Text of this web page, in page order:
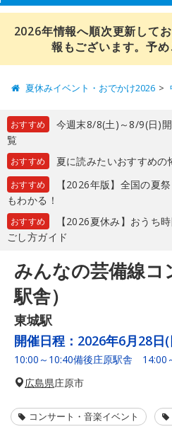
2026年情報へ順次更新して
報もございます。予め
夏休みイベント・おでかけ2026
おすすめ
今週末8/8(土)～8/9(日)
覧
おすすめ 夏に読みたいおすすめの
おすすめ
【2026年版】全国の夏
もわかる！
おすすめ
【2026夏休み】おうち
ごし方ガイド
みんなの芸備線コ
駅舎）
東城駅
開催日程： 2026年6月28日
10:00～10:40備後庄原駅舎 14:00
広島県庄原市
コンサート・音楽イベント